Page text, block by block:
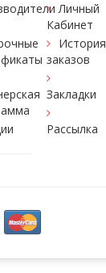
Личный
Кабинет
История
заказов
Закладки
Рассылка